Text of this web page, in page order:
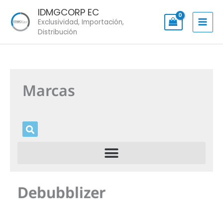
content
IDMGCORP EC
Exclusividad, Importación,
Distribución
Marcas
Debubblizer